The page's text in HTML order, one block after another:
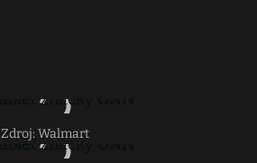
Zdroj: Walmart